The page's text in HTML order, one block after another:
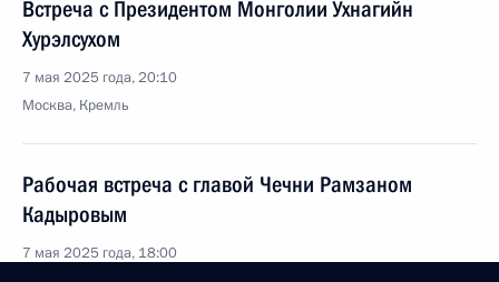
Встреча с Президентом Монголии Ухнагийн
Хурэлсухом
7 мая 2025 года, 20:10
Москва, Кремль
Рабочая встреча с главой Чечни Рамзаном
Кадыровым
7 мая 2025 года, 18:00